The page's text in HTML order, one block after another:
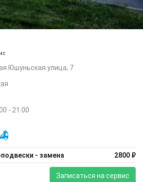
Юшуньская улица, 7
- 21:00
- замена 2800 ₽
Записаться на сервис